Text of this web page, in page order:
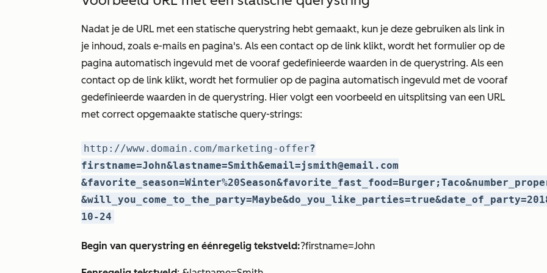
Nadat je de URL met een statische querystring hebt gemaakt, kun je deze gebruiken als link in
je inhoud, zoals e-mails en pagina's. Als een contact op de link klikt, wordt het formulier op de
pagina automatisch ingevuld met de vooraf gedefinieerde waarden in de querystring. Als een
contact op de link klikt, wordt het formulier op de pagina automatisch ingevuld met de vooraf
gedefinieerde waarden in de querystring. Hier volgt een voorbeeld en uitsplitsing van een URL
met correct opgemaakte statische query-strings:
http://www.domain.com/marketing-offer?
firstname=John&lastname=Smith&email=jsmith@email.com
10-24
Begin van querystring en éénregelig tekstveld:?firstname=John